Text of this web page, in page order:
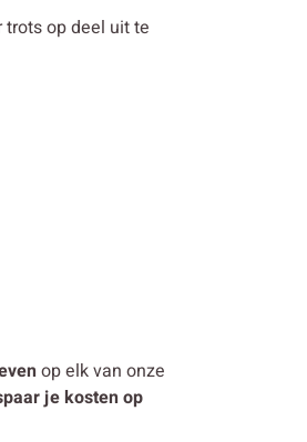
op deel uit te
op elk van onze
je kosten op